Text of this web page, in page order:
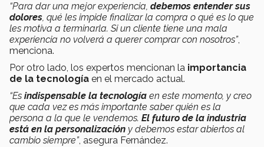
“Para dar una mejor experiencia, debemos entender sus
dolores, qué les impide finalizar la compra o qué es lo que
les motiva a terminarla. Si un cliente tiene una mala
experiencia no volverá a querer comprar con nosotros”,
menciona.
Por otro lado, los expertos mencionan la importancia
de la tecnología en el mercado actual.
“Es indispensable la tecnología en este momento, y creo
que cada vez es más importante saber quién es la
persona a la que le vendemos. El futuro de la industria
está en la personalización y debemos estar abiertos al
cambio siempre”, asegura Fernández.